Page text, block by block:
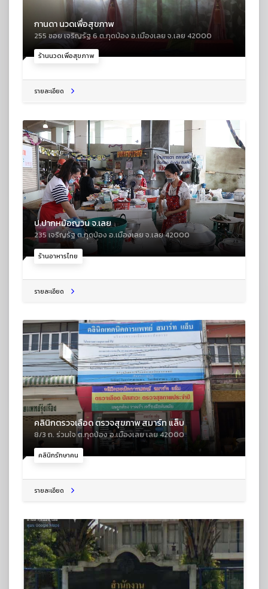
ร้านนวดเพื่อสุขภาพ
กานดา นวดเพื่อสุขภาพ
255 ซอย เจริญรัฐ 6 ต.กุดป่อง อ.เมืองเลย จ.เลย 42000
รายละเอียด
ร้านอาหารไทย
ป.ปากหม้อญวน จ.เลย
235 เจริญรัฐ ต.กุดป่อง อ.เมืองเลย จ.เลย 42000
รายละเอียด
คลินิกรักษาคน
คลินิกตรวจเลือด ตรวจสุขภาพ สมาร์ท แล็บ
8/3 ถ. ร่วมใจ ต.กุดป่อง อ.เมืองเลย เลย 42000
รายละเอียด